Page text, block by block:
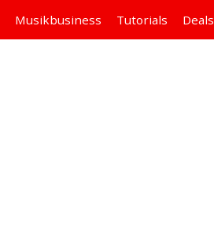
Musikbusiness Tutorials Deals